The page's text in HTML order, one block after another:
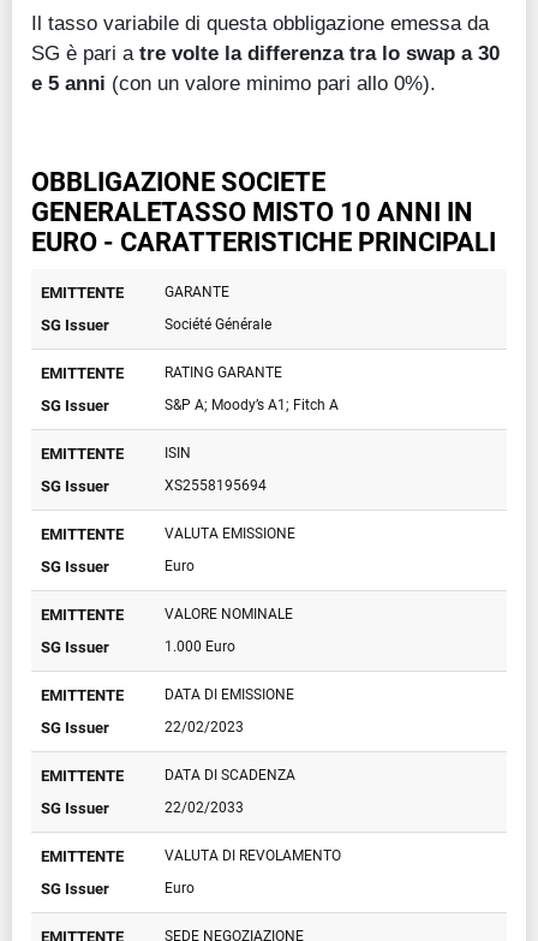
Il tasso variabile di questa obbligazione emessa da
SG è pari a tre volte la differenza tra lo swap a 30
e 5 anni (con un valore minimo pari allo 0%).